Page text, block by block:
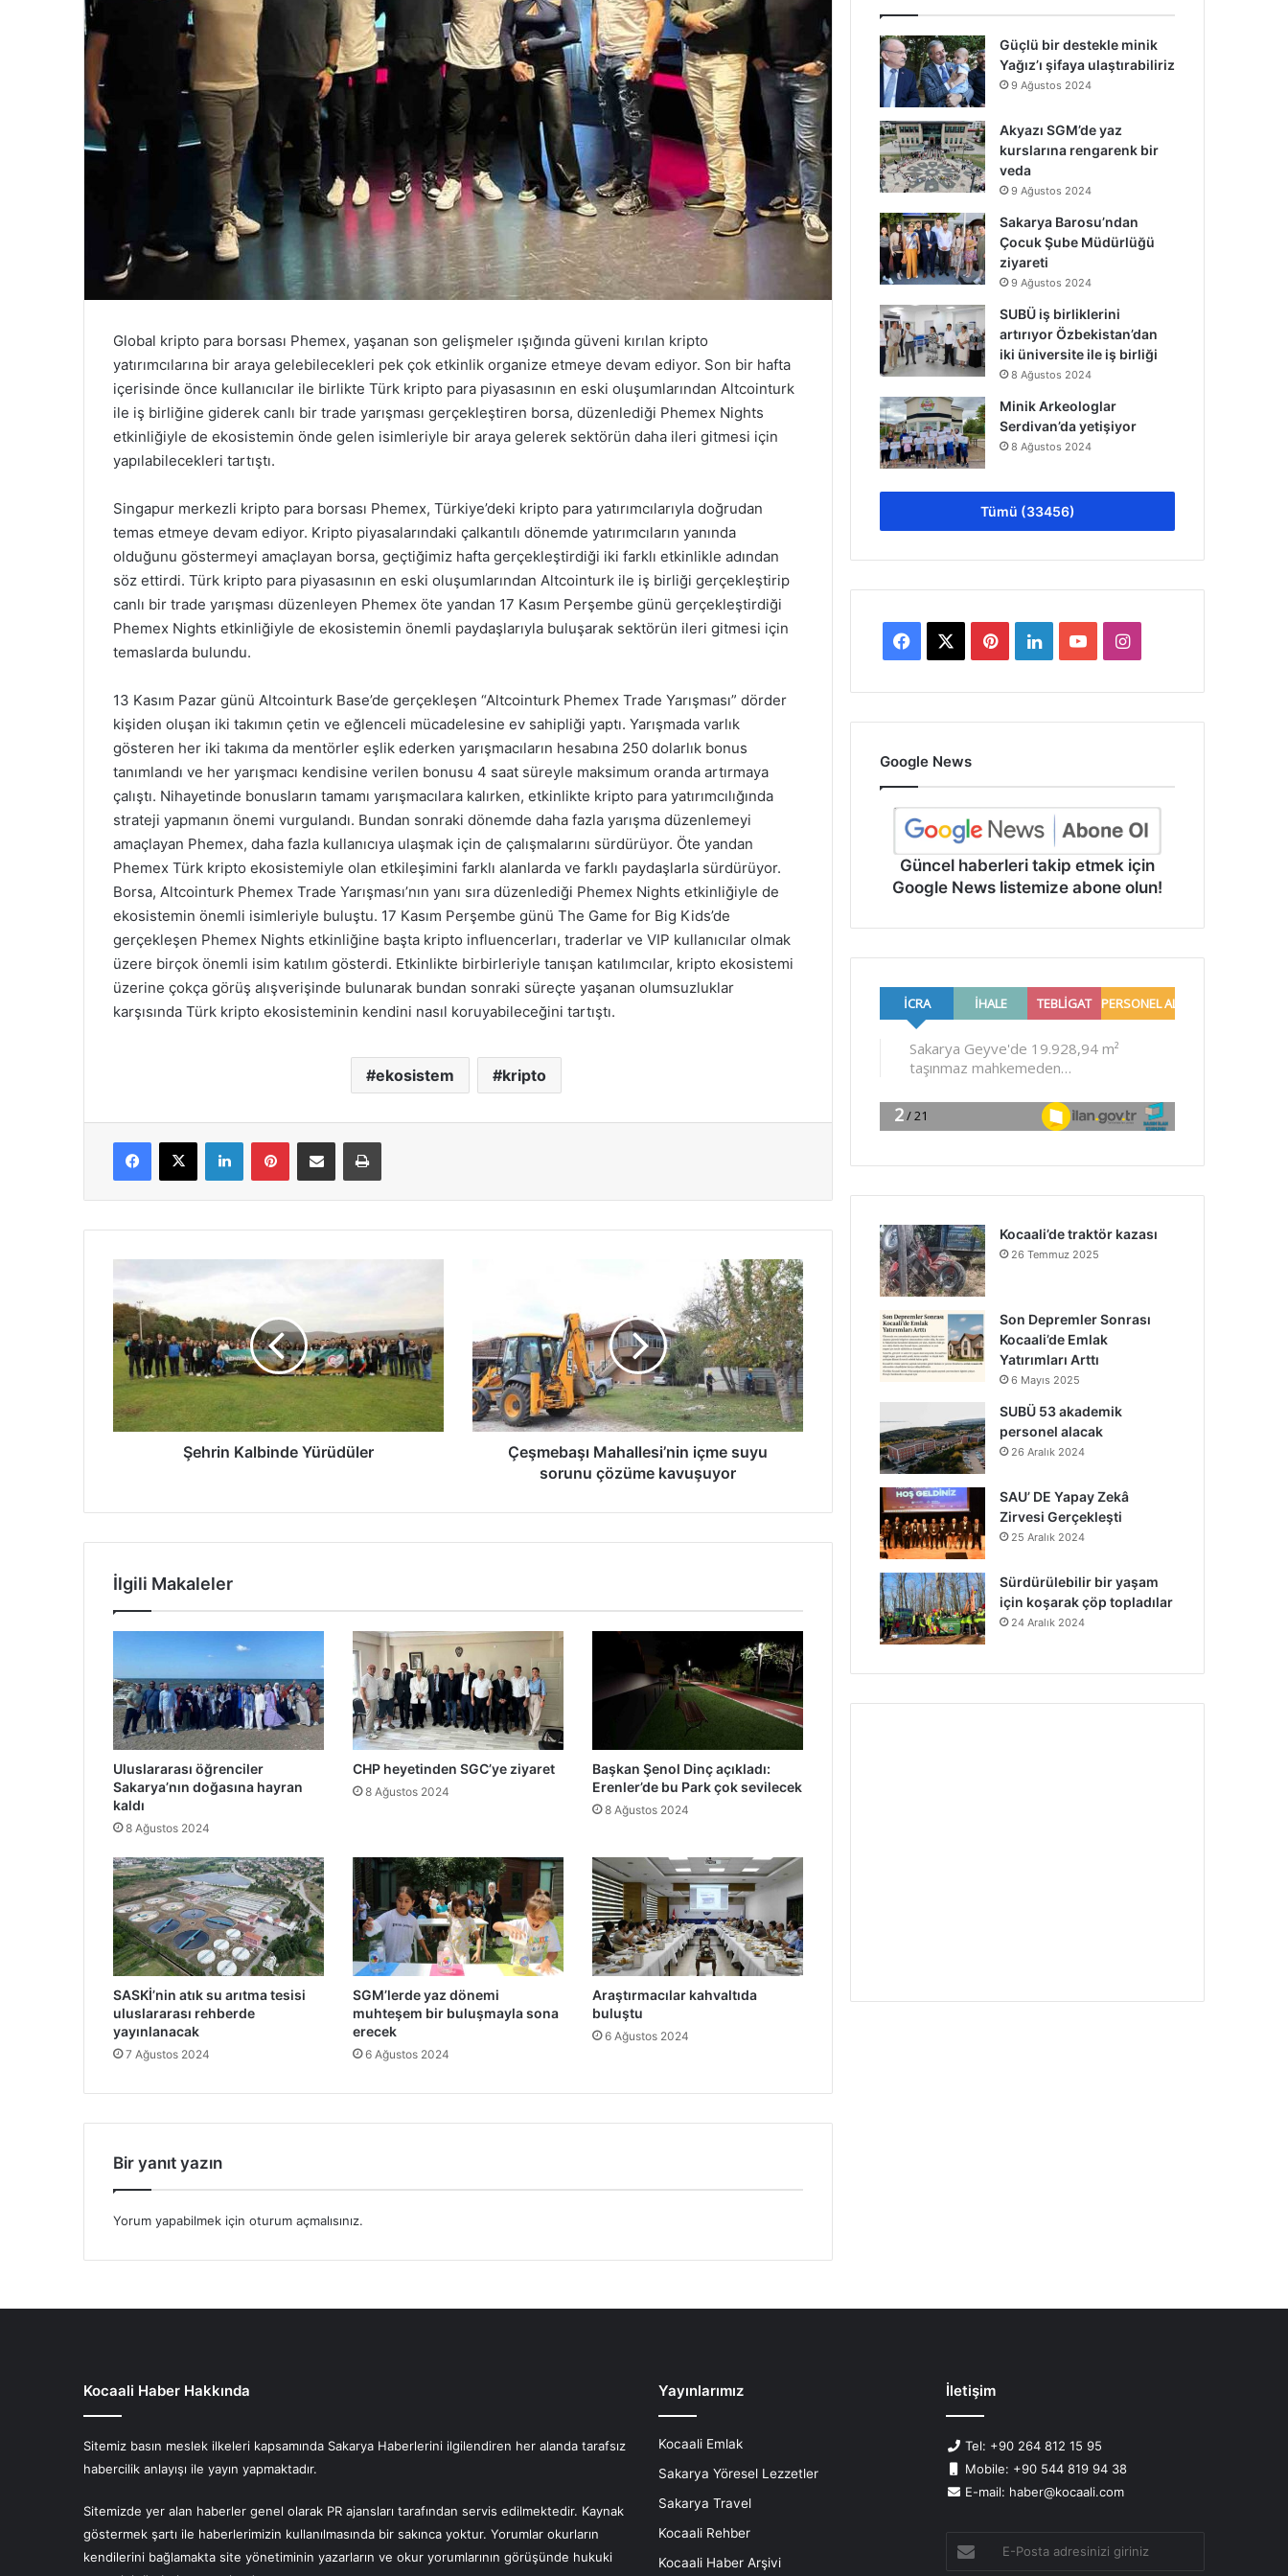
Global kripto para borsası Phemex, yaşanan son gelişmeler ışığında güveni kırılan kripto
yatırımcılarına bir araya gelebilecekleri pek çok etkinlik organize etmeye devam ediyor. Son bir hafta
içerisinde önce kullanıcılar ile birlikte Türk kripto para piyasasının en eski oluşumlarından Altcointurk
ile iş birliğine giderek canlı bir trade yarışması gerçekleştiren borsa, düzenlediği Phemex Nights
etkinliğiyle de ekosistemin önde gelen isimleriyle bir araya gelerek sektörün daha ileri gitmesi için
yapılabilecekleri tartıştı.
Singapur merkezli kripto para borsası Phemex, Türkiye’deki kripto para yatırımcılarıyla doğrudan
temas etmeye devam ediyor. Kripto piyasalarındaki çalkantılı dönemde yatırımcıların yanında
olduğunu göstermeyi amaçlayan borsa, geçtiğimiz hafta gerçekleştirdiği iki farklı etkinlikle adından
söz ettirdi. Türk kripto para piyasasının en eski oluşumlarından Altcointurk ile iş birliği gerçekleştirip
canlı bir trade yarışması düzenleyen Phemex öte yandan 17 Kasım Perşembe günü gerçekleştirdiği
Phemex Nights etkinliğiyle de ekosistemin önemli paydaşlarıyla buluşarak sektörün ileri gitmesi için
temaslarda bulundu.
13 Kasım Pazar günü Altcointurk Base’de gerçekleşen “Altcointurk Phemex Trade Yarışması” dörder
kişiden oluşan iki takımın çetin ve eğlenceli mücadelesine ev sahipliği yaptı. Yarışmada varlık
gösteren her iki takıma da mentörler eşlik ederken yarışmacıların hesabına 250 dolarlık bonus
tanımlandı ve her yarışmacı kendisine verilen bonusu 4 saat süreyle maksimum oranda artırmaya
çalıştı. Nihayetinde bonusların tamamı yarışmacılara kalırken, etkinlikte kripto para yatırımcılığında
strateji yapmanın önemi vurgulandı. Bundan sonraki dönemde daha fazla yarışma düzenlemeyi
amaçlayan Phemex, daha fazla kullanıcıya ulaşmak için de çalışmalarını sürdürüyor. Öte yandan
Phemex Türk kripto ekosistemiyle olan etkileşimini farklı alanlarda ve farklı paydaşlarla sürdürüyor.
Borsa, Altcointurk Phemex Trade Yarışması’nın yanı sıra düzenlediği Phemex Nights etkinliğiyle de
ekosistemin önemli isimleriyle buluştu. 17 Kasım Perşembe günü The Game for Big Kids’de
gerçekleşen Phemex Nights etkinliğine başta kripto influencerları, traderlar ve VIP kullanıcılar olmak
üzere birçok önemli isim katılım gösterdi. Etkinlikte birbirleriyle tanışan katılımcılar, kripto ekosistemi
üzerine çokça görüş alışverişinde bulunarak bundan sonraki süreçte yaşanan olumsuzluklar
karşısında Türk kripto ekosisteminin kendini nasıl koruyabileceğini tartıştı.
ekosistem kripto
Facebook
X LinkedInPinterestE-Posta ile paylaş Yazdır
Kalbinde
Yürüdüler
Şehrin Kalbinde Yürüdüler
sorunu
çözüme
kavuşuyor
Çeşmebaşı Mahallesi’nin içme suyu
sorunu çözüme kavuşuyor
İlgili Makaleler
Uluslararası öğrenciler
Sakarya’nın doğasına hayran
kaldı
8 Ağustos 2024
CHP heyetinden SGC’ye ziyaret
8 Ağustos 2024
Başkan Şenol Dinç açıkladı:
Erenler’de bu Park çok sevilecek
8 Ağustos 2024
SASKİ’nin atık su arıtma tesisi
uluslararası rehberde
yayınlanacak
7 Ağustos 2024
SGM’lerde yaz dönemi
muhteşem bir buluşmayla sona
erecek
6 Ağustos 2024
Araştırmacılar kahvaltıda
buluştu
6 Ağustos 2024
Bir yanıt yazın
Yorum yapabilmek için oturum açmalısınız.
Güçlü bir destekle minik
Yağız’ı şifaya ulaştırabiliriz
9 Ağustos 2024
Akyazı SGM’de yaz
kurslarına rengarenk bir
veda
9 Ağustos 2024
Sakarya Barosu’ndan
Çocuk Şube Müdürlüğü
ziyareti
9 Ağustos 2024
SUBÜ iş birliklerini
artırıyor Özbekistan’dan
iki üniversite ile iş birliği
8 Ağustos 2024
Minik Arkeologlar
Serdivan’da yetişiyor
8 Ağustos 2024
Tümü (33456)
Facebook PinterestLinkedInYouTubeInstagram
Google News
Güncel haberleri takip etmek için
Google News listemize abone olun!
Kocaali’de traktör kazası
26 Temmuz 2025
Son Depremler Sonrası
Kocaali’de Emlak
Yatırımları Arttı
6 Mayıs 2025
SUBÜ 53 akademik
personel alacak
26 Aralık 2024
SAU’ DE Yapay Zekâ
Zirvesi Gerçekleşti
25 Aralık 2024
Sürdürülebilir bir yaşam
için koşarak çöp topladılar
24 Aralık 2024
Kocaali Haber Hakkında
Sitemiz basın meslek ilkeleri kapsamında Sakarya Haberlerini ilgilendiren her alanda tarafsız
habercilik anlayışı ile yayın yapmaktadır.
Sitemizde yer alan haberler genel olarak PR ajansları tarafından servis edilmektedir. Kaynak
göstermek şartı ile haberlerimizin kullanılmasında bir sakınca yoktur. Yorumlar okurların
kendilerini bağlamakta site yönetiminin yazarların ve okur yorumlarının görüşünde hukuki
Yayınlarımız
Kocaali Emlak
Sakarya Yöresel Lezzetler
Sakarya Travel
Kocaali Rehber
Kocaali Haber Arşivi
İletişim
Tel: +90 264 812 15 95
Mobile: +90 544 819 94 38
E-mail: haber@kocaali.com
Posta